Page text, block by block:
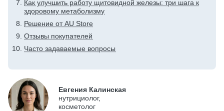
Как улучшить работу щитовидной железы: три шага к
здоровому метаболизму
Решение от AU Store
Отзывы покупателей
Часто задаваемые вопросы
Евгения Калинская
нутрициолог,
косметолог